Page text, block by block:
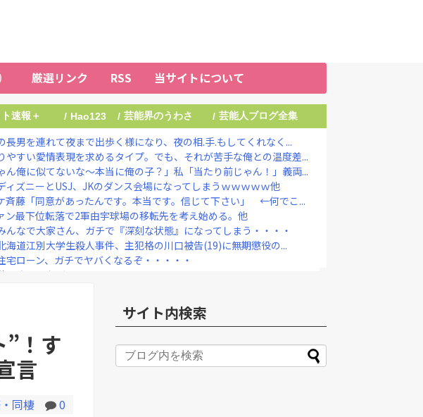
厳選リンク RSS 当サイトについて
速報＋ / Hao123 / 芸能界のうわさ / 芸能人ブログ全集
長男を連れて夜まで出歩く様になり、夜の相.手.もしてくれなく...
やすい愛情表現を求めるタイプ。でも、それが苦手な俺との温度差...
ん俺に似てないな～本当に俺の子？」私「当たり前じゃん！」義両...
ィズニーとUSJ、JKのダンス会場になってしまうｗｗｗｗｗ他
斉藤「同意があったんです。本当です。信じて下さい」 ←何でこ...
ン最下位転落で2軍由宇球場の移転先を考え始める。他
んなで大家さん、ガチで『深刻な状態』になってしまう・・・・
海道江別大学生殺人事件、主犯格の川口被告(19)に無期懲役の...
宅ローン、ガチでヤバくなるぞ・・・・・
田さん、なぜかUAEから目をつけられ2,000,000,00...
芸能活動再開後、初の地上波出演！ TBS系『THE TIME...
livedoor 相互RSS
”！す
言
同棲 0
サイト内検索